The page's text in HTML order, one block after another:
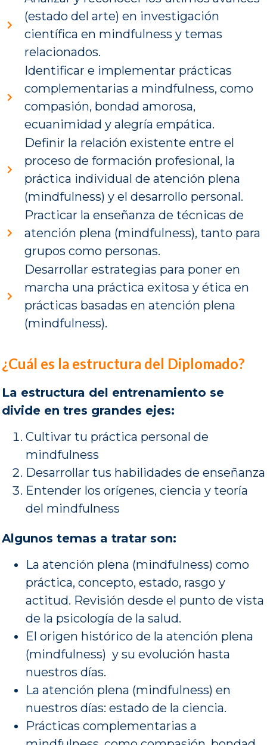
(estado del arte) en investigación
científica en mindfulness y temas
relacionados.
Identificar e implementar prácticas
complementarias a mindfulness, como
compasión, bondad amorosa,
ecuanimidad y alegría empática.
Definir la relación existente entre el
proceso de formación profesional, la
práctica individual de atención plena
(mindfulness) y el desarrollo personal.
Practicar la enseñanza de técnicas de
atención plena (mindfulness), tanto para
grupos como personas.
Desarrollar estrategias para poner en
marcha una práctica exitosa y ética en
prácticas basadas en atención plena
(mindfulness).
¿Cuál es la estructura del Diplomado?
La estructura del entrenamiento se
divide en tres grandes ejes:
Cultivar tu práctica personal de
mindfulness
Desarrollar tus habilidades de enseñanza
Entender los orígenes, ciencia y teoría
del mindfulness
Algunos temas a tratar son:
La atención plena (mindfulness) como
práctica, concepto, estado, rasgo y
actitud. Revisión desde el punto de vista
de la psicología de la salud.
El origen histórico de la atención plena
(mindfulness) y su evolución hasta
nuestros días.
La atención plena (mindfulness) en
nuestros días: estado de la ciencia.
Prácticas complementarias a